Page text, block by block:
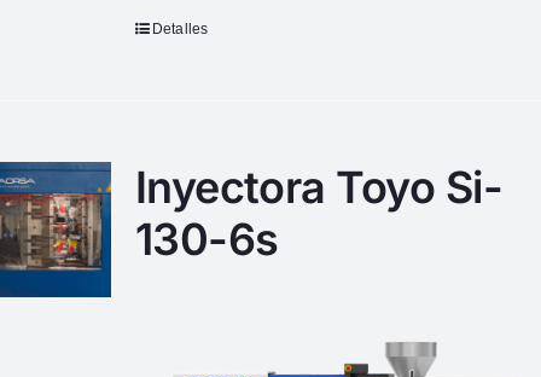
Detalles
Inyectora Toyo Si-
130-6s